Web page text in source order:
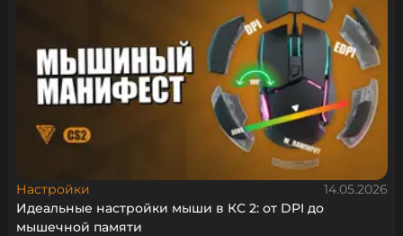
Настройки
14.05.2026
Идеальные настройки мыши в КС 2: от DPI до
мышечной памяти